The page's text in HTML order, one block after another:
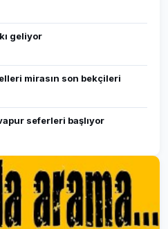
geliyor
mirasın son bekçileri
seferleri başlıyor